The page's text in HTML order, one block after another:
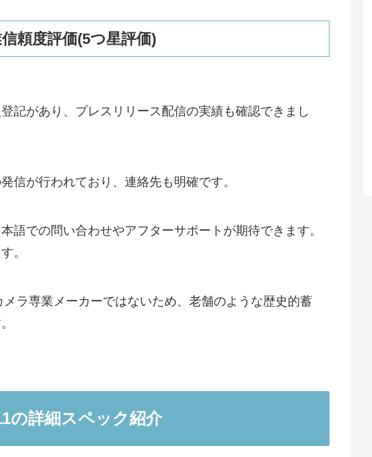
頼度評価(5つ星評価)
記があり、プレスリリース配信の実績も確認できまし
信が行われており、連絡先も明確です。
語での問い合わせやアフターサポートが期待できます。
。
ラ専業メーカーではないため、老舗のような歴史的蓄
の詳細スペック紹介